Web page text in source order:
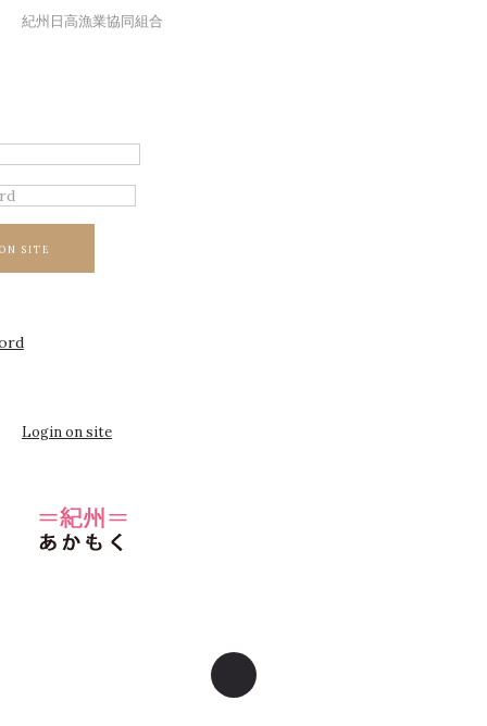
紀州日高漁業協同組合
SITE
Login on site